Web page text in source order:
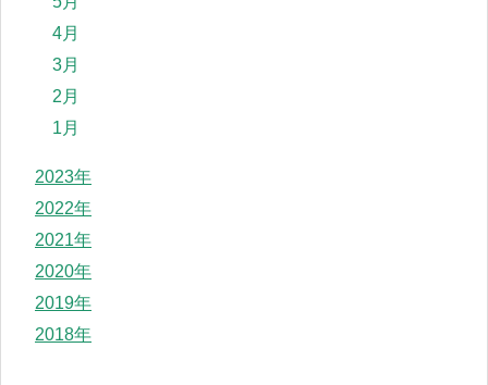
4月
3月
2月
1月
2023年
2022年
2021年
2020年
2019年
2018年